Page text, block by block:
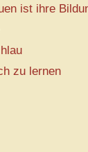
ist ihre
zu lernen